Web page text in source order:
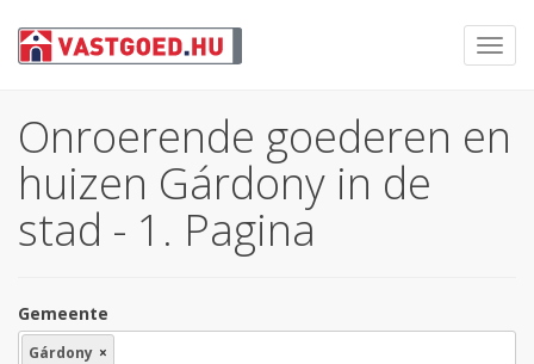
Onroerende goederen en
huizen Gárdony in de
stad - 1. Pagina
Gemeente
Gárdony ×